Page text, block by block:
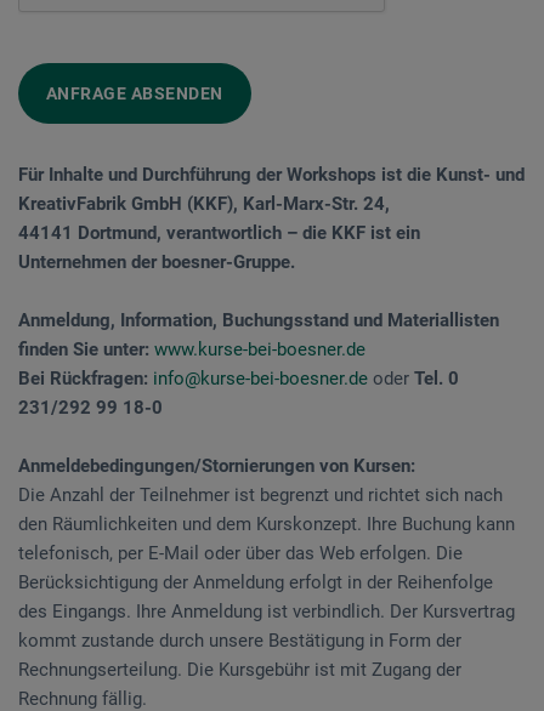
ANFRAGE ABSENDEN
Für Inhalte und Durchführung der Workshops ist die Kunst- und
KreativFabrik GmbH (KKF), Karl-Marx-Str. 24,
44141 Dortmund, verantwortlich – die KKF ist ein
Unternehmen der boesner-Gruppe.
Anmeldung, Information, Buchungsstand und Materiallisten
finden Sie unter: www.kurse-bei-boesner.de
Bei Rückfragen: info@kurse-bei-boesner.de oder Tel. 0
231/292 99 18-0
Anmeldebedingungen/Stornierungen von Kursen:
Die Anzahl der Teilnehmer ist begrenzt und richtet sich nach
den Räumlichkeiten und dem Kurskonzept. Ihre Buchung kann
telefonisch, per E-Mail oder über das Web erfolgen. Die
Berücksichtigung der Anmeldung erfolgt in der Reihenfolge
des Eingangs. Ihre Anmeldung ist verbindlich. Der Kursvertrag
kommt zustande durch unsere Bestätigung in Form der
Rechnungserteilung. Die Kursgebühr ist mit Zugang der
Rechnung fällig.